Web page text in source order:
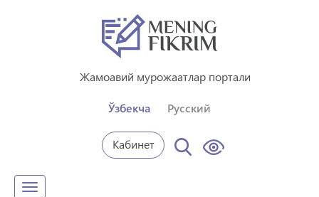
Жамоавий мурожаатлар портали
Ўзбекча Русский
Кабинет
Toggle